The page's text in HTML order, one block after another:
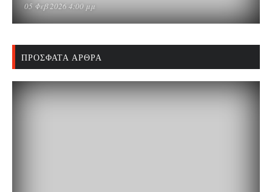
05 Φεβ 2026 4:00 μμ
ΠΡΌΣΦΑΤΑ ΆΡΘΡΑ